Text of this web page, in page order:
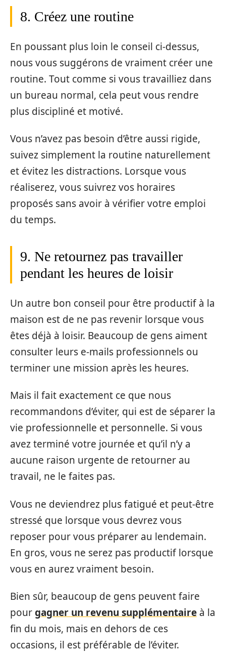
8. Créez une routine
En poussant plus loin le conseil ci-dessus,
nous vous suggérons de vraiment créer une
routine. Tout comme si vous travailliez dans
un bureau normal, cela peut vous rendre
plus discipliné et motivé.
Vous n’avez pas besoin d’être aussi rigide,
suivez simplement la routine naturellement
et évitez les distractions. Lorsque vous
réaliserez, vous suivrez vos horaires
proposés sans avoir à vérifier votre emploi
du temps.
9. Ne retournez pas travailler
pendant les heures de loisir
Un autre bon conseil pour être productif à la
maison est de ne pas revenir lorsque vous
êtes déjà à loisir. Beaucoup de gens aiment
consulter leurs e-mails professionnels ou
terminer une mission après les heures.
Mais il fait exactement ce que nous
recommandons d’éviter, qui est de séparer la
vie professionnelle et personnelle. Si vous
avez terminé votre journée et qu’il n’y a
aucune raison urgente de retourner au
travail, ne le faites pas.
Vous ne deviendrez plus fatigué et peut-être
stressé que lorsque vous devrez vous
reposer pour vous préparer au lendemain.
En gros, vous ne serez pas productif lorsque
vous en aurez vraiment besoin.
Bien sûr, beaucoup de gens peuvent faire
pourgagner un revenu supplémentaire à la
fin du mois, mais en dehors de ces
occasions, il est préférable de l’éviter.